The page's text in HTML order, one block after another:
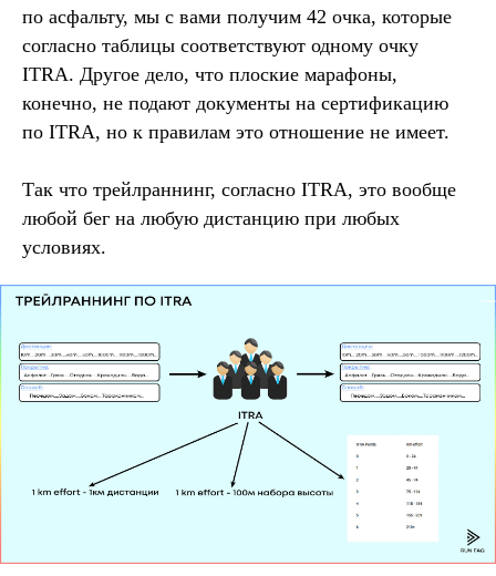
по асфальту, мы с вами получим 42 очка, которые
согласно таблицы соответствуют одному очку
ITRA. Другое дело, что плоские марафоны,
конечно, не подают документы на сертификацию
по ITRA, но к правилам это отношение не имеет.
Так что трейлраннинг, согласно ITRA, это вообще
любой бег на любую дистанцию при любых
условиях.